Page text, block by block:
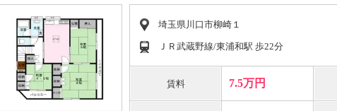
埼玉県川口市柳崎１
ＪＲ武蔵野線/東浦和駅 歩22分
賃料 7.5万円